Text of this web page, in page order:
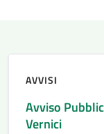
AVVISI
Avviso
Vernici